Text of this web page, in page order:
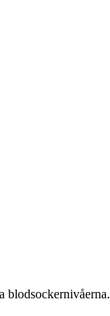
blodsockernivåerna.